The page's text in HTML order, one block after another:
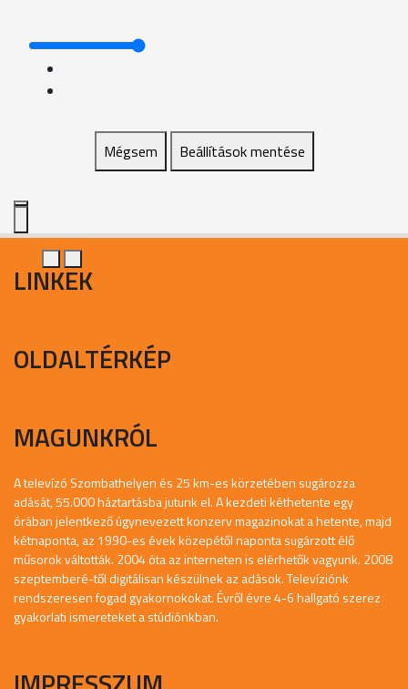
Mégsem Beállítások mentése
LINKEK
OLDALTÉRKÉP
MAGUNKRÓL
A televízó Szombathelyen és 25 km-es körzetében sugározza
adását, 55.000 háztartásba jutunk el. A kezdeti kéthetente egy
órában jelentkező úgynevezett konzerv magazinokat a hetente, majd
kétnaponta, az 1990-es évek közepétől naponta sugárzott élő
műsorok váltották. 2004 óta az interneten is elérhetők vagyunk. 2008
szeptemberé-től digitálisan készülnek az adások. Televíziónk
rendszeresen fogad gyakornokokat. Évről évre 4-6 hallgató szerez
gyakorlati ismereteket a stúdiónkban.